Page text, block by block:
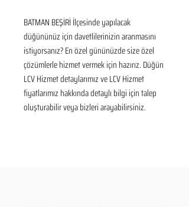
BATMAN BEŞİRİ İlçesinde yapılacak
düğününüz için davetlilerinizin aranmasını
istiyorsanız? En özel gününüzde size özel
çözümlerle hizmet vermek için hazırız. Düğün
LCV Hizmet detaylarımız ve LCV Hizmet
fiyatlarımız hakkında detaylı bilgi için talep
oluşturabilir veya bizleri arayabilirsiniz.